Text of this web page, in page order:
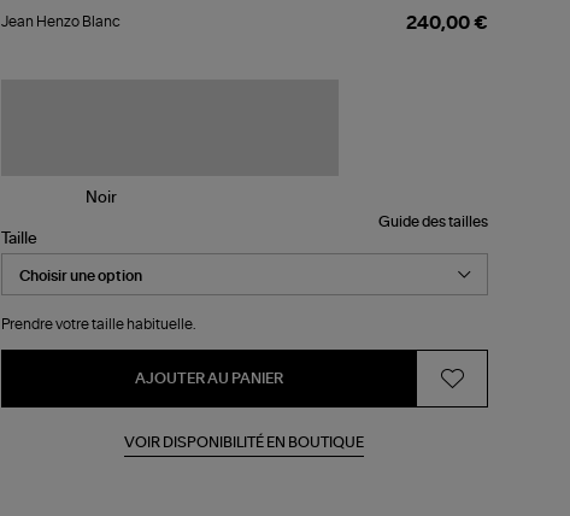
Henzo
Jean Henzo Blanc 240,00 €
Guide des tailles
Taille
Prendre votre taille habituelle.
AJOUTER AU PANIER
VOIR DISPONIBILITÉ EN BOUTIQUE